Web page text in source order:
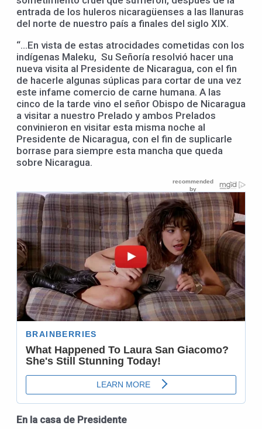
entrada de los huleros nicaragüenses a las llanuras
del norte de nuestro país a finales del siglo XIX.
“…En vista de estas atrocidades cometidas con los
indígenas Maleku, Su Señoría resolvió hacer una
nueva visita al Presidente de Nicaragua, con el fin
de hacerle algunas súplicas para cortar de una vez
este infame comercio de carne humana. A las
cinco de la tarde vino el señor Obispo de Nicaragua
a visitar a nuestro Prelado y ambos Prelados
convinieron en visitar esta misma noche al
Presidente de Nicaragua, con el fin de suplicarle
borrase para siempre esta mancha que queda
sobre Nicaragua.
En la casa de Presidente